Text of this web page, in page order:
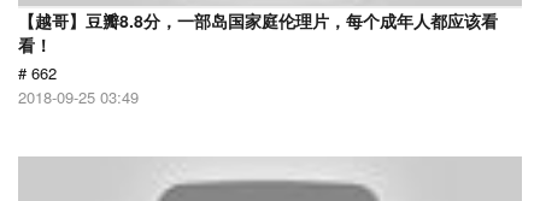
【越哥】豆瓣8.8分，一部岛国家庭伦理片，每个成年人都应该看
看！
# 662
2018-09-25 03:49